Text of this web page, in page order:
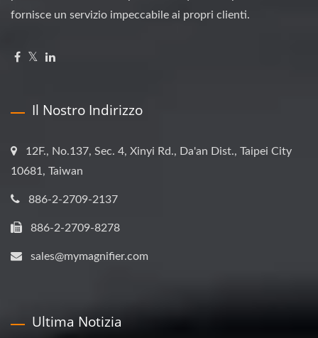
fornisce un servizio impeccabile ai propri clienti.
Il Nostro Indirizzo
12F., No.137, Sec. 4, Xinyi Rd., Da'an Dist., Taipei City
10681, Taiwan
886-2-2709-2137
886-2-2709-8278
sales@mymagnifier.com
Ultima Notizia